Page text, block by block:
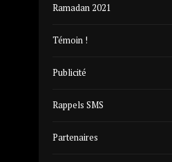
Ramadan 2021
Témoin !
Publicité
Rappels SMS
Partenaires